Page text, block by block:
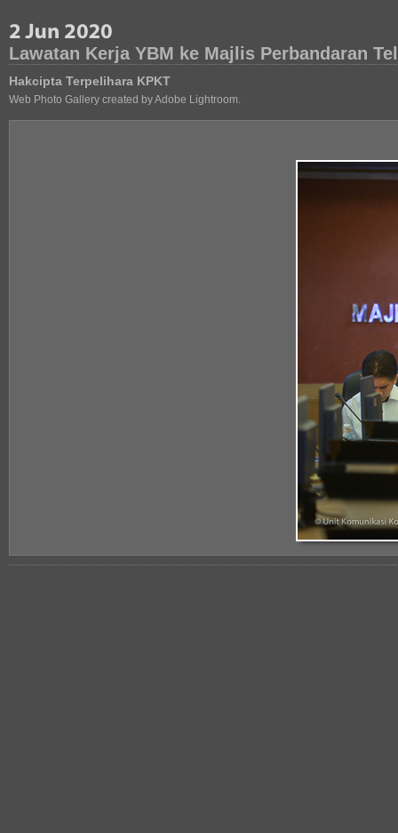
Lawatan Kerja YBM ke Majlis Perbandaran
Hakcipta Terpelihara KPKT
Web Photo Gallery created by Adobe Lightroom.